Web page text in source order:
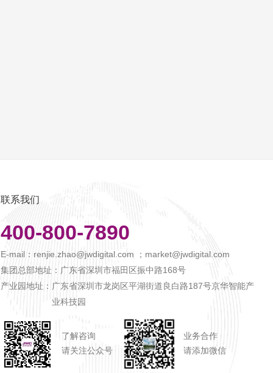
联系我们
400-800-7890
E-mail： renjie.zhao@jwdigital.com ；market@jwdigital.com
集团总部地址： 广东省深圳市福田区振中路168号
产业园地址： 广东省深圳市龙岗区平湖街道良白路187号京华智能产
业科技园
了解咨询
请关注公众号
业务合作
请添加微信